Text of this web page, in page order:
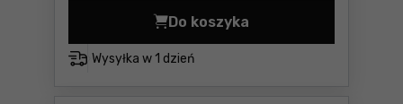
Wysyłka w 1 dzień
Do koszyka
Klucze nasadowe 1/4",